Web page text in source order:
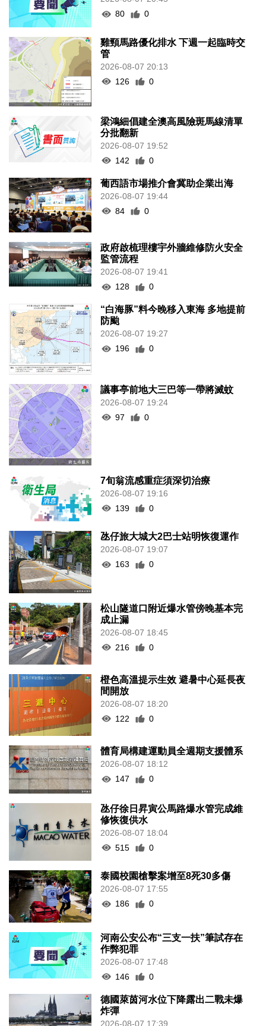
80
0
雞頸馬路優化排水 下週一起臨時交
管
2026-08-07 20:13
126
0
梁鴻細倡建全澳高風險斑馬線清單
分批翻新
2026-08-07 19:52
142
0
葡西語市場推介會冀助企業出海
2026-08-07 19:44
84
0
政府啟梳理樓宇外牆維修防火安全
監管流程
2026-08-07 19:41
128
0
“白海豚”料今晚移入東海 多地提前
防颱
2026-08-07 19:27
196
0
議事亭前地大三巴等一帶將滅蚊
2026-08-07 19:24
97
0
7旬翁流感重症須深切治療
2026-08-07 19:16
139
0
氹仔旅大城大2巴士站明恢復運作
2026-08-07 19:07
163
0
松山隧道口附近爆水管傍晚基本完
成止漏
2026-08-07 18:45
216
0
橙色高溫提示生效 避暑中心延長夜
間開放
2026-08-07 18:20
122
0
體育局構建運動員全週期支援體系
2026-08-07 18:12
147
0
氹仔徐日昇寅公馬路爆水管完成維
修恢復供水
2026-08-07 18:04
515
0
泰國校園槍擊案增至8死30多傷
2026-08-07 17:55
186
0
河南公安公布“三支一扶”筆試存在
作弊犯罪
2026-08-07 17:48
146
0
德國萊茵河水位下降露出二戰未爆
炸彈
2026-08-07 17:39